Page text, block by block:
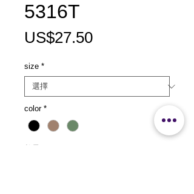
5316T
US$27.50價
size *
color *